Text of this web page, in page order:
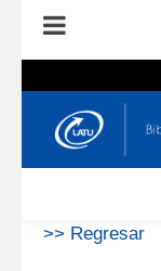
>> Regresar